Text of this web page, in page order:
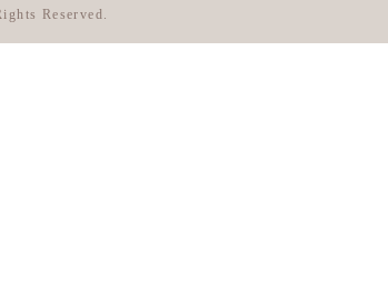
Reserved.